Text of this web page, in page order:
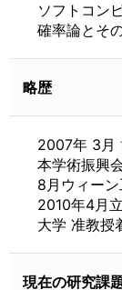
ソフトコン
確率論とそ
略歴
2007年 3月
本学術振興
8月ウィー
2010年4月
大学 准教授
現在の研究課